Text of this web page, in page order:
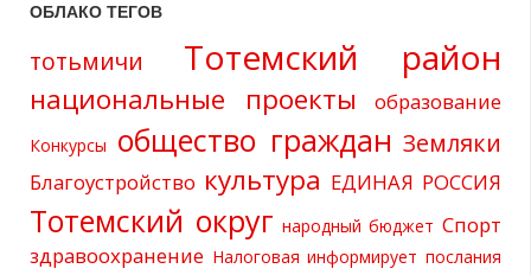
ОБЛАКО ТЕГОВ
тотьмичи Тотемский район
национальные проекты образование
Конкурсы общество граждан Земляки
Благоустройство культура ЕДИНАЯ РОССИЯ
Тотемский округ народный бюджет Спорт
здравоохранение Налоговая информирует послания